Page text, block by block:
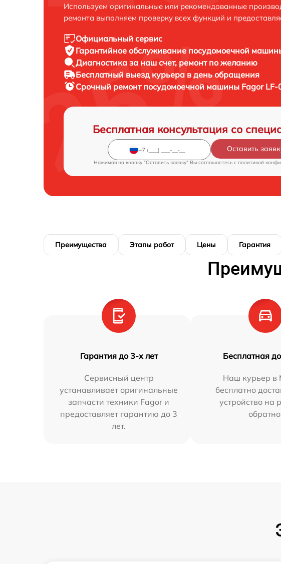
Используем оригинальные или рекомендованные
ремонта выполняем проверку всех функций и
Официальный сервис
Гарантийное обслуживание посудомоечной
Диагностика за наш счет, ремонт по желанию
Бесплатный выезд курьера в день обращения
Срочный ремонт посудомоечной машины Fagor LF-
Бесплатная консультация со
Оставить
Нажимая на кнопку "Оставить заявку" Вы соглашаетесь c политикой
Преимущества Этапы работ Цены Гарантия
Гарантия до 3-х лет
Сервисный центр
устанавливает оригинальные
запчасти техники Fagor и
предоставляет гарантию до 3
лет.
Бесплатная
Наш курьер в
бесплатно
устройство на